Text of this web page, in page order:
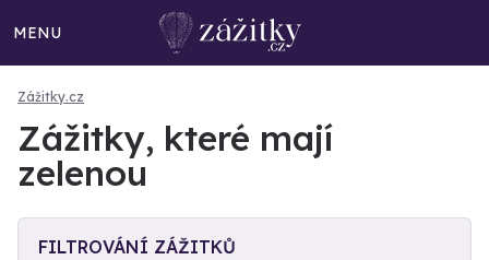
MENU
Zážitky.cz
Zážitky, které mají
zelenou
FILTROVÁNÍ ZÁŽITKŮ